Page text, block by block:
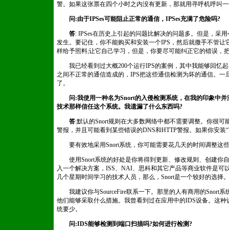
警。如果这张票在四个小时之内没有更新，那就用寻呼机呼叫
问:由于IPSes可能阻止正常的通信，IPSes充满了危险吗?
答: IPSes在历史上引起的问题比解决的问题多。但是，采
发生。要记住，你不能购买和安装一个IPS，然后就撒手不管
样给予照料;让它自己学习，但是，你要尽可能纠正它的错误，
我已经看到过大概200个运行IPS的案例，其中我能够回忆起
之间不正常的通信造成的，IPS把这些通信检测为坏的通信。
了。
问:我使用一种名为Snort的入侵检测系统，在我的印象中
技术那样信任这个系统。我遗漏了什么东西吗?
答:默认的Snort规则在大多数网络中都不需要调整。你很
警报，并且可能看到某些错误的DNS和HTTP警报。如果你安装
要有效地采用Snort系统，你可能需要花几天的时间调整这
使用Snort系统的好处是你将得到更新、修改规则、创建你
入一个解决方案，ISS、NAI、思科和其它产品等商业软件是可
几个星期时间学习的技术人员，那么，Snort是一个较好的选择。
我建议你与SourceFire联系一下。那里的人有商用的Snort系
他们能够采取什么措施。我曾看到过在应用中的IDS设备。这
统要少。
问:IDS能够检测到端口扫描吗?如何进行检测?